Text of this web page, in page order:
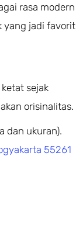
rasa modern
yang jadi favorit
sejak
orisinalitas.
dan ukuran).
55261